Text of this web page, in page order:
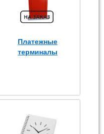
Платежные
терминалы